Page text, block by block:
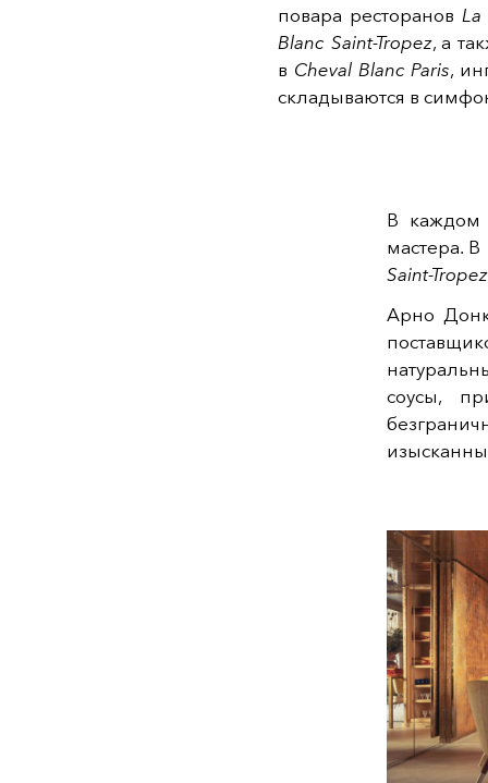
повара ресторановLa
Blanc Saint-Tropez, а
в Cheval Blanc Paris,
складываются в
В каждом
мастера. В
Saint-Tropez
Арно
соусы,